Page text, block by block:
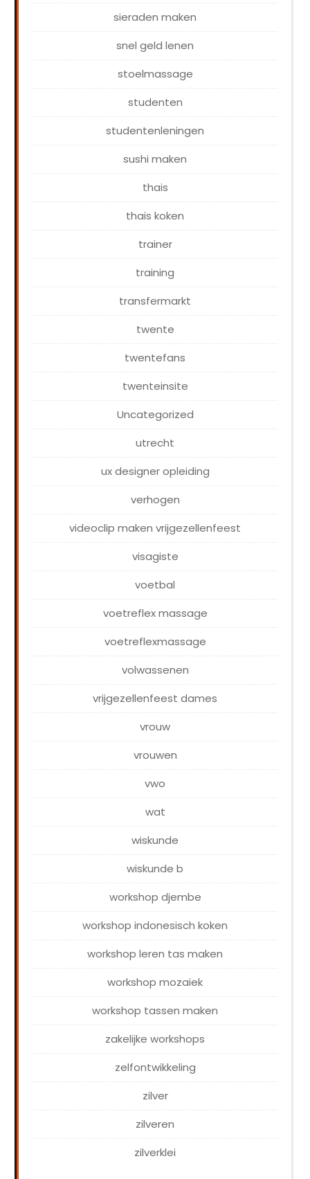
sieraden maken
snel geld lenen
stoelmassage
studenten
studentenleningen
sushi maken
thais
thais koken
trainer
training
transfermarkt
twente
twentefans
twenteinsite
Uncategorized
utrecht
ux designer opleiding
verhogen
videoclip maken vrijgezellenfeest
visagiste
voetbal
voetreflex massage
voetreflexmassage
volwassenen
vrijgezellenfeest dames
vrouw
vrouwen
vwo
wat
wiskunde
wiskunde b
workshop djembe
workshop indonesisch koken
workshop leren tas maken
workshop mozaiek
workshop tassen maken
zakelijke workshops
zelfontwikkeling
zilver
zilveren
zilverklei